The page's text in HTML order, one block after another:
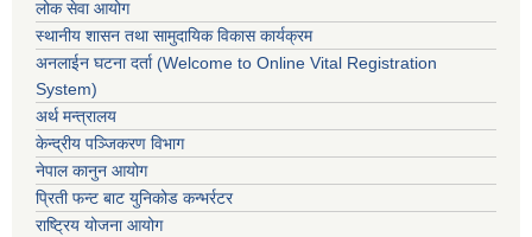
लोक सेवा आयोग
स्थानीय शासन तथा सामुदायिक विकास कार्यक्रम
अनलाईन घटना दर्ता (Welcome to Online Vital Registration
System)
अर्थ मन्त्रालय
केन्द्रीय पञ्जिकरण विभाग
नेपाल कानुन आयोग
प्रिती फन्ट बाट युनिकोड कन्भर्रटर
राष्ट्रिय योजना आयोग